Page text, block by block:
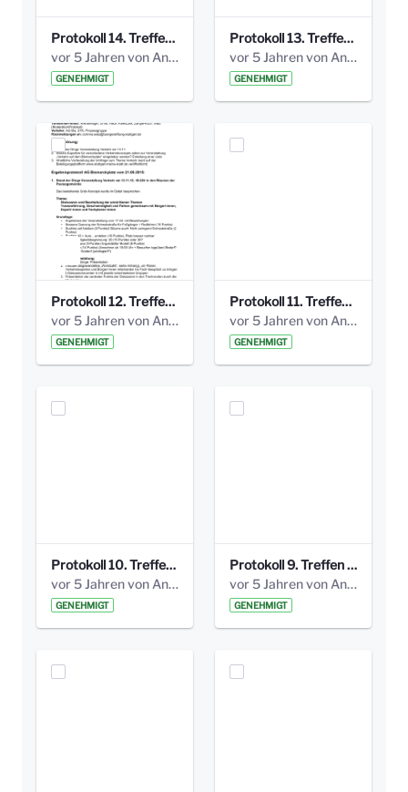
Protokoll 14. Treffen 20160613 AG Bismarckplatz.pdf
vor 5 Jahren von Anni Schlumberger
GENEHMIGT
Protokoll 13. Treffen 20151130 AG Bismarckplatz.pdf
vor 5 Jahren von Anni Schlumberger
GENEHMIGT
Protokoll 12. Treffen 20150921 AG Bismarckplatz.pdf
vor 5 Jahren von Anni Schlumberger
GENEHMIGT
Protokoll 11. Treffen 20150901 AG Bismarckplatz.pdf
vor 5 Jahren von Anni Schlumberger
GENEHMIGT
Protokoll 10. Treffen 20150720 AG Bismarckplatz.pdf
vor 5 Jahren von Anni Schlumberger
GENEHMIGT
Protokoll 9. Treffen 20150528 AG Bismarckplatz.pdf
vor 5 Jahren von Anni Schlumberger
GENEHMIGT